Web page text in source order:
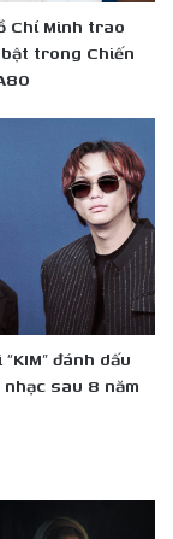
Chí Minh trao
trong Chiến
đánh dấu
sau 8 năm